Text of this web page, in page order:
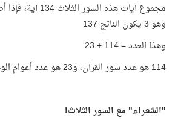
مجموع آيات هذه
وهو 3 يكون الناتج 137
وهذا العدد = 114 + 23
114 هو عدد سور القرآن، و23 هو عدد أعوام الوحي!
"الشعراء" مع السور الثلاث!